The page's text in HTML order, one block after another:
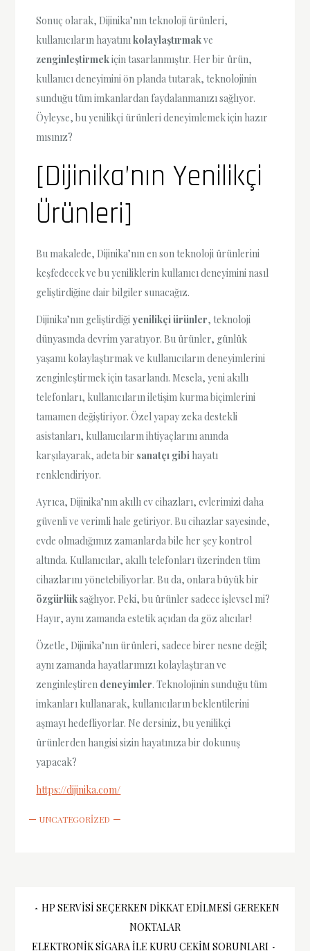
Sonuç olarak, Dijinika’nın teknoloji ürünleri,
kullanıcıların hayatınıkolaylaştırmakve
zenginleştirmekiçin tasarlanmıştır. Her bir ürün,
kullanıcı deneyimini ön planda tutarak, teknolojinin
sunduğu tüm imkanlardan faydalanmanızı sağlıyor.
Öyleyse, bu yenilikçi ürünleri deneyimlemek için hazır
mısınız?
[Dijinika’nın Yenilikçi
Ürünleri]
Bu makalede, Dijinika’nın en son teknoloji ürünlerini
keşfedecek ve bu yeniliklerin kullanıcı deneyimini nasıl
geliştirdiğine dair bilgiler sunacağız.
Dijinika’nın geliştirdiğiyenilikçi ürünler, teknoloji
dünyasında devrim yaratıyor. Bu ürünler, günlük
yaşamı kolaylaştırmak ve kullanıcıların deneyimlerini
zenginleştirmek için tasarlandı. Mesela, yeni akıllı
telefonları, kullanıcıların iletişim kurma biçimlerini
tamamen değiştiriyor. Özel yapay zeka destekli
asistanları, kullanıcıların ihtiyaçlarını anında
karşılayarak, adeta bir sanatçı gibi hayatı
renklendiriyor.
Ayrıca, Dijinika’nın akıllı ev cihazları, evlerimizi daha
güvenli ve verimli hale getiriyor. Bu cihazlar sayesinde,
evde olmadığımız zamanlarda bile her şey kontrol
altında. Kullanıcılar, akıllı telefonları üzerinden tüm
cihazlarını yönetebiliyorlar. Bu da, onlara büyük bir
özgürlüksağlıyor. Peki, bu ürünler sadece işlevsel mi?
Hayır, aynı zamanda estetik açıdan da göz alıcılar!
Özetle, Dijinika’nın ürünleri, sadece birer nesne değil;
aynı zamanda hayatlarımızı kolaylaştıran ve
zenginleştiren deneyimler. Teknolojinin sunduğu tüm
imkanları kullanarak, kullanıcıların beklentilerini
aşmayı hedefliyorlar. Ne dersiniz, bu yenilikçi
ürünlerden hangisi sizin hayatınıza bir dokunuş
yapacak?
https://dijinika.com/
UNCATEGORIZED
Yazı
HP SERVISI SEÇERKEN DIKKAT EDILMESI GEREKEN
NOKTALAR
ELEKTRONIK SIGARA ILE KURU ÇEKIM SORUNLARI